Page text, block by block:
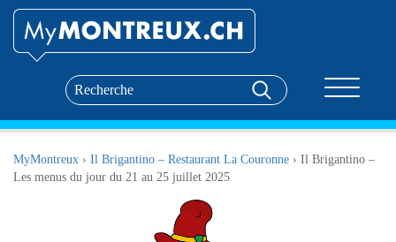
MyMontreux › Il Brigantino – Restaurant La Couronne › Il Brigantino –
Les menus du jour du 21 au 25 juillet 2025